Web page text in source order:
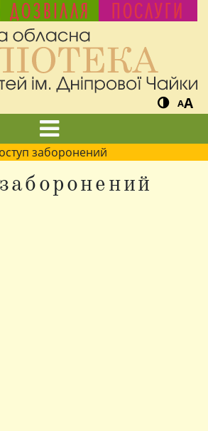
ДОЗВІЛЛЯ ПОСЛУГИ
AA
заборонений